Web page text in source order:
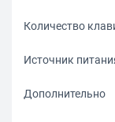
Количество
Источник
Дополнительно